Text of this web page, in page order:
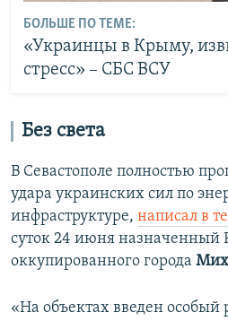
БОЛЬШЕ ПО ТЕМЕ:
«Украинцы в Крыму,
стресс» – СБС ВСУ
Без света
В Севастополе полностью
удара украинских сил по
инфраструктуре, написал в
суток 24 июня назначенный
оккупированного города
«На объектах введен